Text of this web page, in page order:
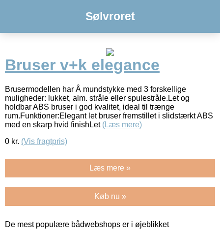
Sølvroret
Bruser v+k elegance
Brusermodellen har Â mundstykke med 3 forskellige
muligheder: lukket, alm. stråle eller spulestråle.Let og
holdbar ABS bruser i god kvalitet, ideal til trænge
rum.Funktioner:Elegant let bruser fremstillet i slidstærkt ABS
med en skarp hvid finishLet (Læs mere)
0 kr. (Vis fragtpris)
Læs mere »
Køb nu »
De mest populære bådwebshops er i øjeblikket